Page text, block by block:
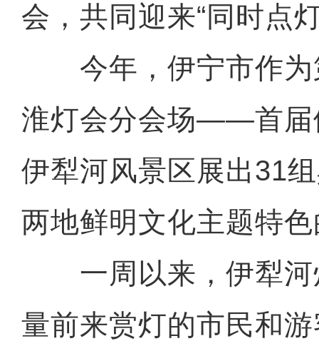
会，共同迎来“同时点
今年，伊宁市作为
淮灯会分会场——首届
伊犁河风景区展出31
两地鲜明文化主题特
一周以来，伊犁河
量前来赏灯的市民和